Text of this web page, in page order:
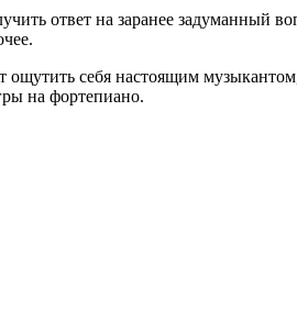
ответ на заранее задуманный
себя настоящим
на фортепиано.